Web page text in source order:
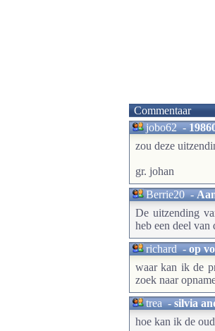
Commentaar
jobo62-
zou deze
gr. johan
Berrie20-
De uitzending
heb een deel van
richard-op
waar kan ik de
zoek naar
trea-silvia
hoe kan ik de